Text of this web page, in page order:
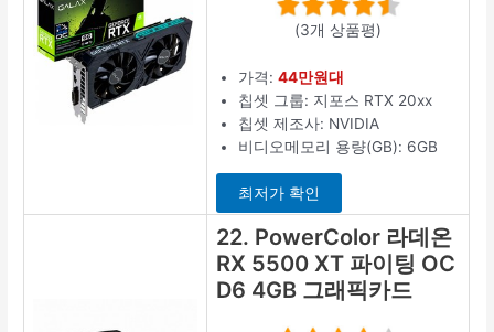
(3개 상품평)
가격:44만원대
칩셋 그룹: 지포스 RTX 20xx
칩셋 제조사: NVIDIA
비디오메모리 용량(GB): 6GB
최저가 확인
22. PowerColor 라데온
RX 5500 XT 파이팅 OC
D6 4GB 그래픽카드